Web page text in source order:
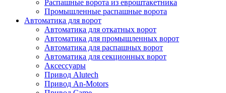
Распашные ворота из евроштакетника
Промышленные распашные ворота
Автоматика для ворот
Автоматика для откатных ворот
Автоматика для промышленных ворот
Автоматика для распашных ворот
Автоматика для секционных ворот
Аксессуары
Привод Alutech
Привод An-Motors